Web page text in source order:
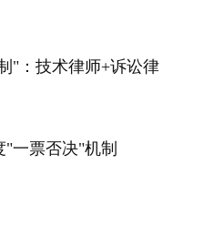
"：技术律师+诉讼律
一票否决"机制